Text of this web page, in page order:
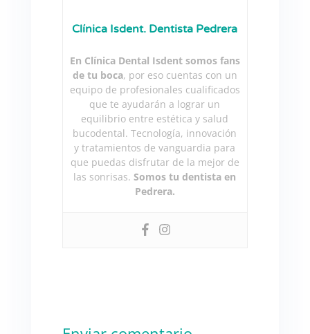
Clínica Isdent. Dentista Pedrera
En Clínica Dental Isdent somos fans
de tu boca, por eso cuentas con un
equipo de profesionales cualificados
que te ayudarán a lograr un
equilibrio entre estética y salud
bucodental. Tecnología, innovación
y tratamientos de vanguardia para
que puedas disfrutar de la mejor de
las sonrisas.Somos tu dentista en
Pedrera.